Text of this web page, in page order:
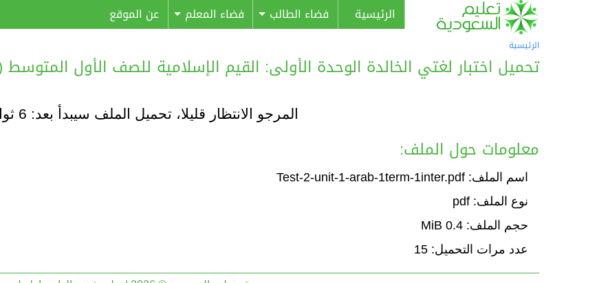
الرئيسية فضاء الطالب فضاء المعلم عن الموقع
الرئيسية
تحميل اختبار لغتي الخالدة الوحدة الأولى: القيم الإسلامية للصف الأول المتوسط (النموذج
المرجو الانتظار قليلا، تحميل الملف سيبدأ بعد: 6
معلومات حول الملف:
اسم الملف: Test-2-unit-1-arab-1term-1inter.pdf
نوع الملف: pdf
حجم الملف: 0.4 MiB
عدد مرات التحميل: 15